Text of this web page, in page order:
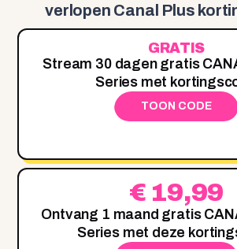
verlopen Canal Plus
GRATIS
Stream 30 dagen gratis
Series met
TOON CODE
€ 19,99
Ontvang 1 maand gratis
Series met deze